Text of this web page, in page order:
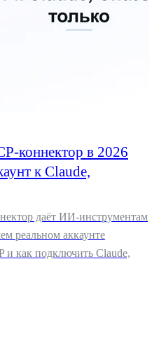
коннектор в 2026
к Claude,
даёт ИИ-инструментам
реальном аккаунте
и как подключить Claude,